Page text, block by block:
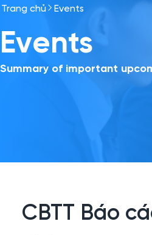
Trang chủ Events
Events
Summary of important
CBTT Báo